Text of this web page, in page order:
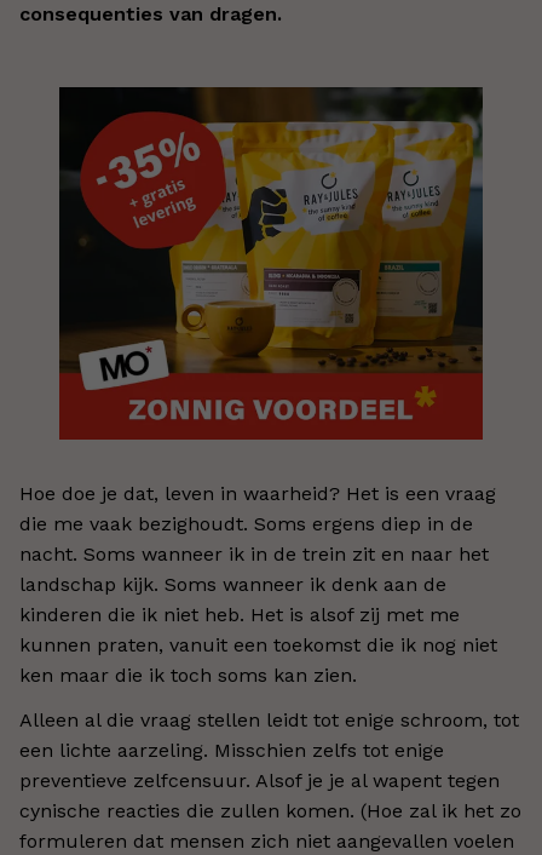
consequenties van dragen.
Hoe doe je dat, leven in waarheid? Het is een vraag
die me vaak bezighoudt. Soms ergens diep in de
nacht. Soms wanneer ik in de trein zit en naar het
landschap kijk. Soms wanneer ik denk aan de
kinderen die ik niet heb. Het is alsof zij met me
kunnen praten, vanuit een toekomst die ik nog niet
ken maar die ik toch soms kan zien.
Alleen al die vraag stellen leidt tot enige schroom, tot
een lichte aarzeling. Misschien zelfs tot enige
preventieve zelfcensuur. Alsof je je al wapent tegen
cynische reacties die zullen komen. (Hoe zal ik het zo
formuleren dat mensen zich niet aangevallen voelen